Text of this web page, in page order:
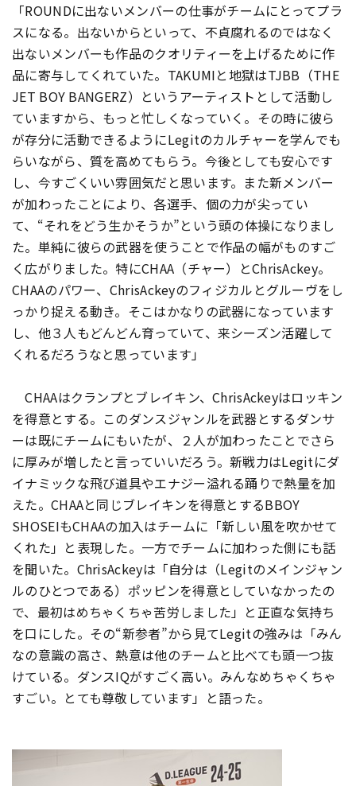
「ROUNDに出ないメンバーの仕事がチームにとってプラ
スになる。出ないからといって、不貞腐れるのではなく
出ないメンバーも作品のクオリティーを上げるために作
品に寄与してくれていた。TAKUMIと地獄はTJBB（THE
JET BOY BANGERZ）というアーティストとして活動し
ていますから、もっと忙しくなっていく。その時に彼ら
が存分に活動できるようにLegitのカルチャーを学んでも
らいながら、質を高めてもらう。今後としても安心です
し、今すごくいい雰囲気だと思います。また新メンバー
が加わったことにより、各選手、個の力が尖ってい
て、“それをどう生かそうか”という頭の体操になりまし
た。単純に彼らの武器を使うことで作品の幅がものすご
く広がりました。特にCHAA（チャー）とChrisAckey。
CHAAのパワー、ChrisAckeyのフィジカルとグルーヴをし
っかり捉える動き。そこはかなりの武器になっています
し、他３人もどんどん育っていて、来シーズン活躍して
くれるだろうなと思っています」
CHAAはクランプとブレイキン、ChrisAckeyはロッキン
を得意とする。このダンスジャンルを武器とするダンサ
ーは既にチームにもいたが、２人が加わったことでさら
に厚みが増したと言っていいだろう。新戦力はLegitにダ
イナミックな飛び道具やエナジー溢れる踊りで熱量を加
えた。CHAAと同じブレイキンを得意とするBBOY
SHOSEIもCHAAの加入はチームに「新しい風を吹かせて
くれた」と表現した。一方でチームに加わった側にも話
を聞いた。ChrisAckeyは「自分は（Legitのメインジャン
ルのひとつである）ポッピンを得意としていなかったの
で、最初はめちゃくちゃ苦労しました」と正直な気持ち
を口にした。その“新参者”から見てLegitの強みは「みん
なの意識の高さ、熱意は他のチームと比べても頭一つ抜
けている。ダンスIQがすごく高い。みんなめちゃくちゃ
すごい。とても尊敬しています」と語った。